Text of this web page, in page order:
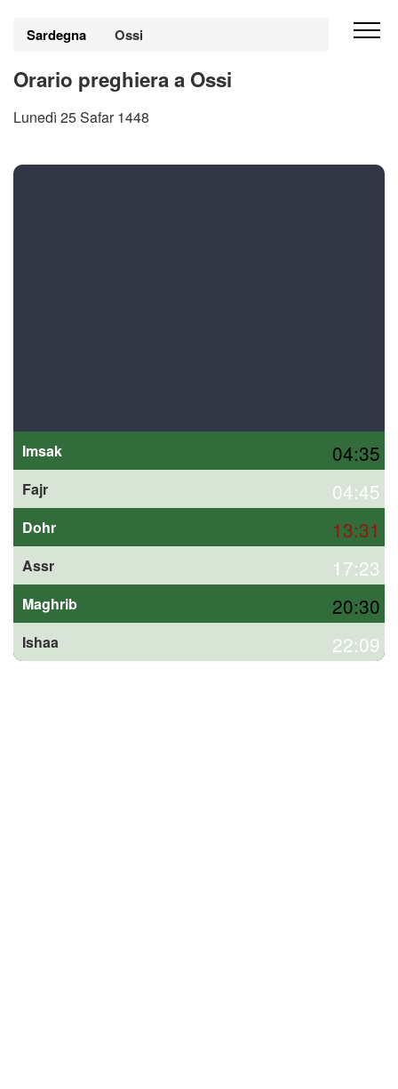
Sardegna Ossi
Orario preghiera a Ossi
Lunedì 25 Safar 1448
Imsak 04:35
Fajr 04:45
Dohr 13:31
Assr 17:23
Maghrib 20:30
Ishaa 22:09